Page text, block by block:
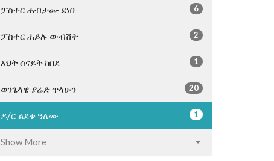
ፓስተር ሐብታሙ ደነበ 6
ፓስተር ሐይሉ ውብሸት 2
እህት ሰናይት ከበደ 1
ወንጌላዌ ያሬድ ጥላሁን 20
ዶ/ር ልደቱ ዓለሙ 1
Show More